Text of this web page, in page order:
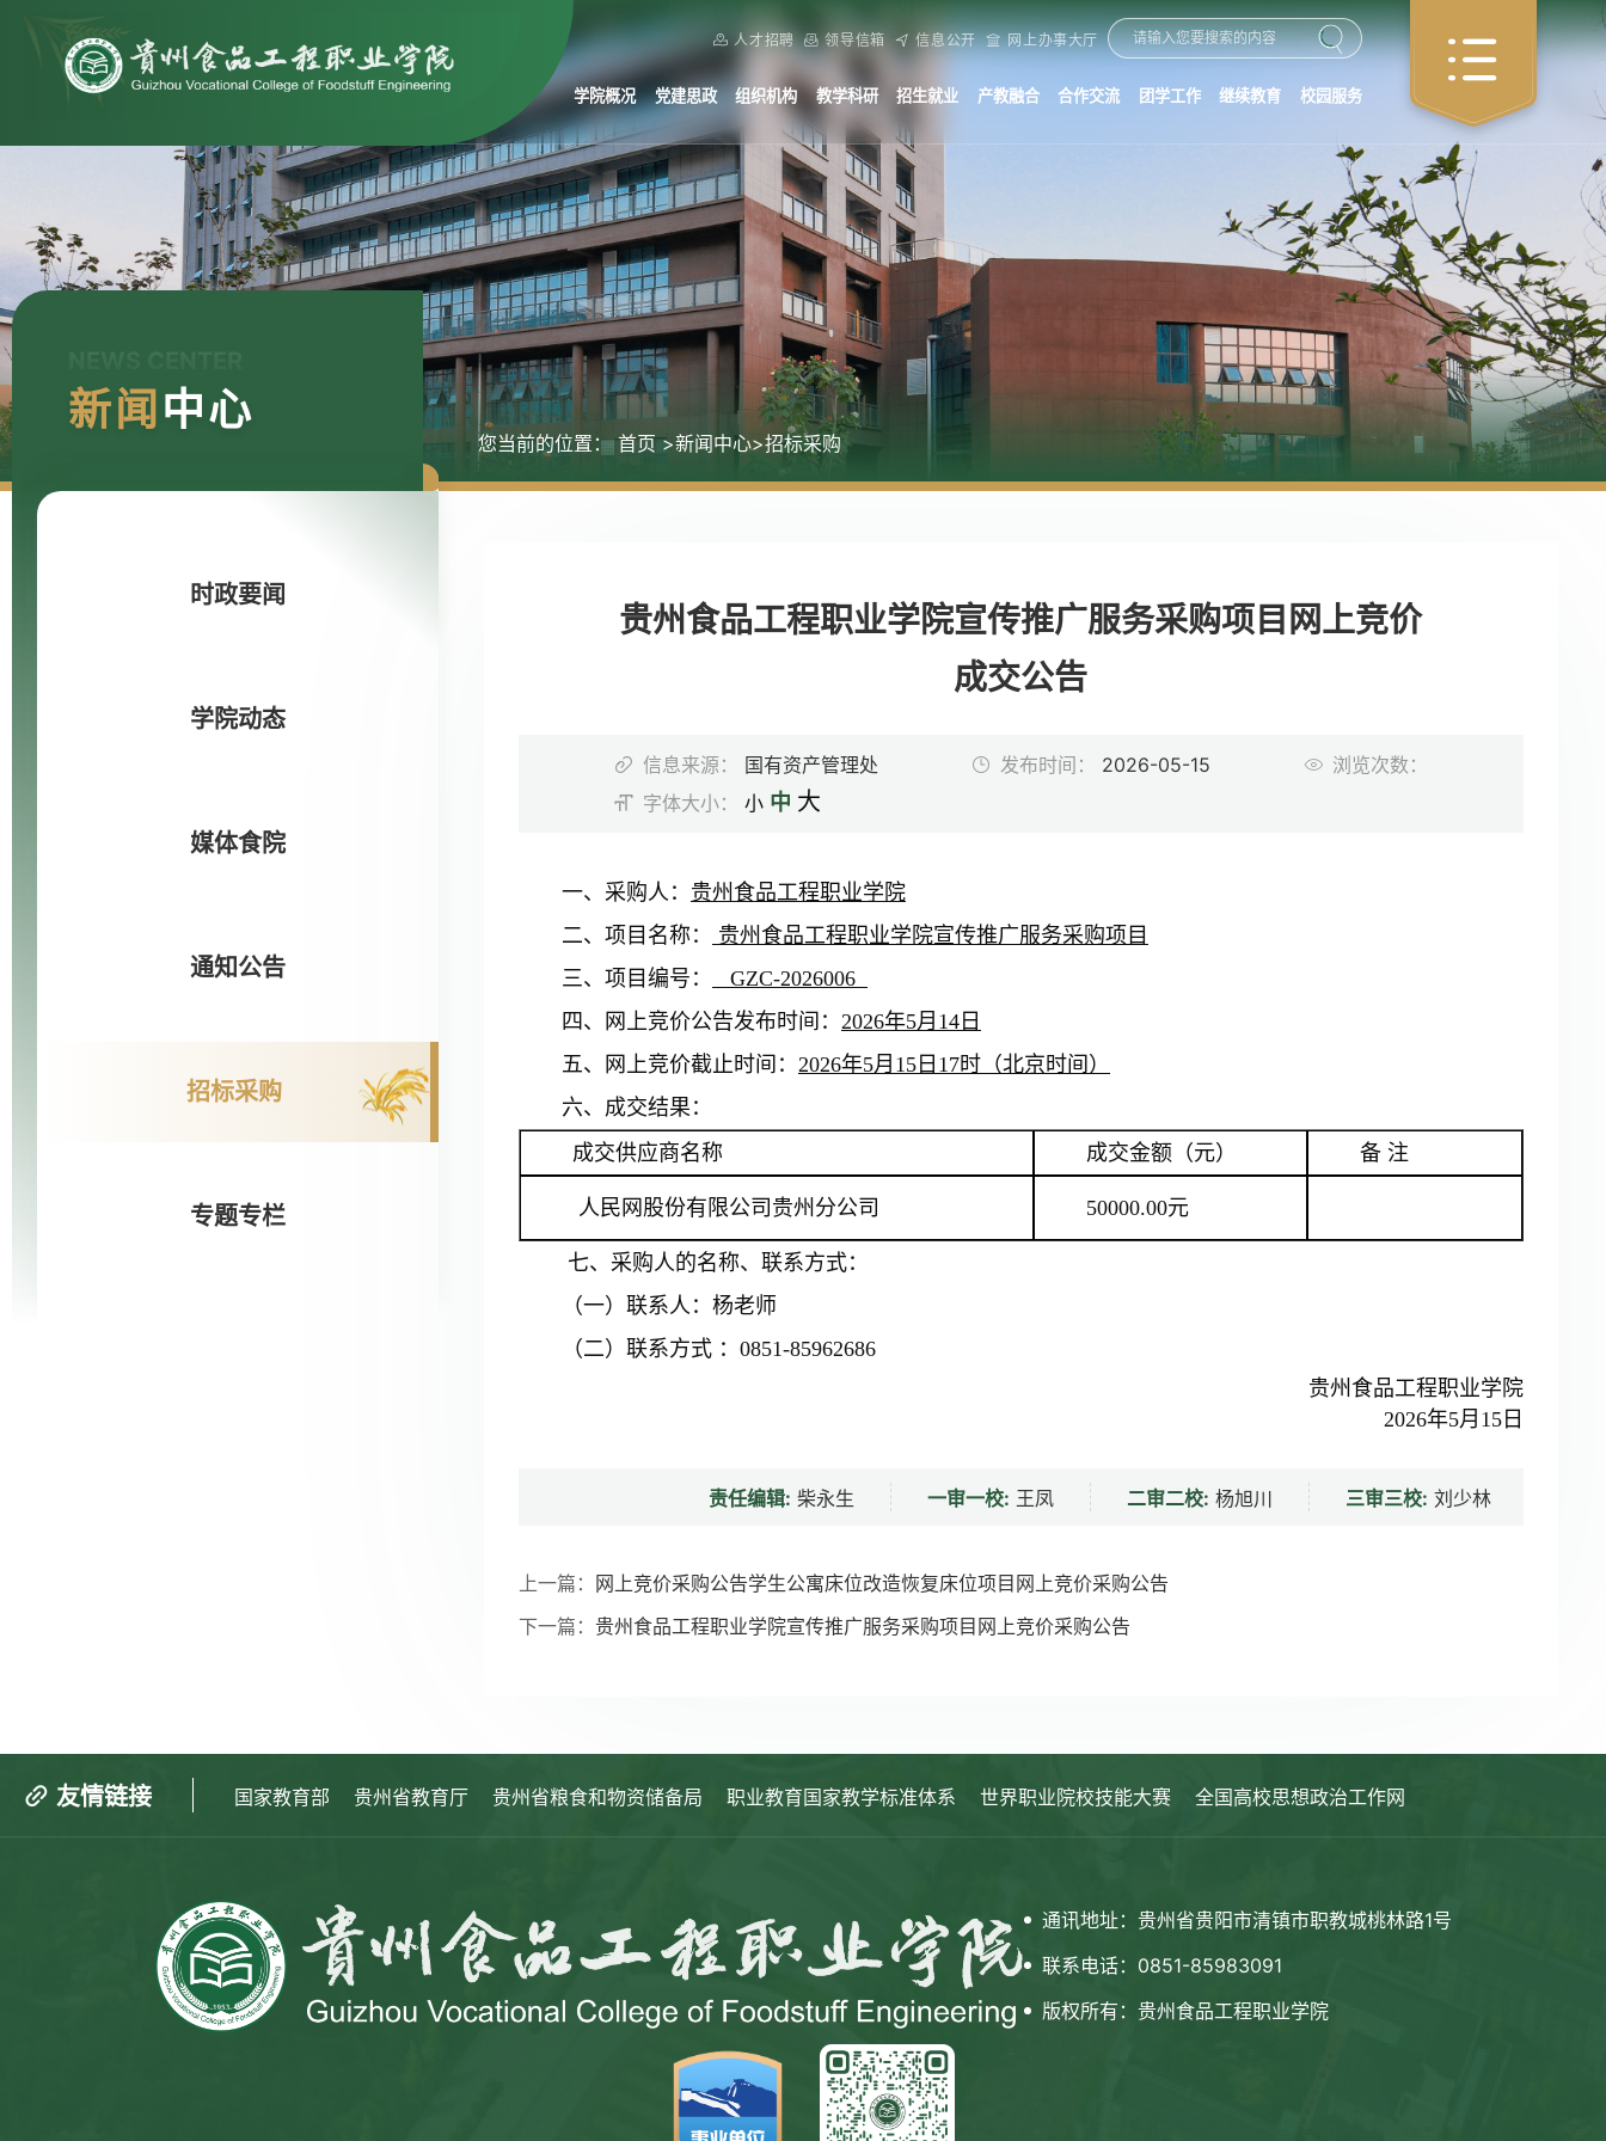
人才招聘 领导信箱 信息公开 网上办事大厅
学院概况 党建思政 组织机构 教学科研 招生就业 产教融合 合作交流 团学工作 继续教育 校园服务
新闻 中心
您当前的位置： 首页 >新闻中心>招标采购
时政要闻
媒体食院
通知公告
招标采购
时政要闻
学院动态
媒体食院
通知公告
招标采购
专题专栏
贵州食品工程职业学院宣传推广服务采购项目网上竞价
成交公告
信息来源： 国有资产管理处 发布时间： 2026-05-15
浏览次数：
字体大小：
小 中 大
一、采购人： 贵州食品工程职业学院
二、项目名称：
贵州食品工程职业学院宣传推广服务采购项目
三、项目编号：
GZC-2026006
四、网上竞价公告发布时间： 2026年5月14日
五、网上竞价截止时间： 2026年5月15日17时（北京时间）
六、成交结果：
成交供应商名称
成交金额（元） 备 注
人民网股份有限公司贵州分公司 50000.00元
七、 采购人的名称、联系方式：
（一）联系人：杨老师
（二）联系方式 ：0851-85962686
贵州食品工程职业学院
2026年5月15日
责任编辑: 柴永生 一审一校: 王凤 二审二校: 杨旭川 三审三校: 刘少林
上一篇： 网上竞价采购公告学生公寓床位改造恢复床位项目网上竞价采购公告
下一篇： 贵州食品工程职业学院宣传推广服务采购项目网上竞价采购公告
友情链接 国家教育部 贵州省教育厅 贵州省粮食和物资储备局 职业教育国家教学标准体系 世界职业院校技能大赛 全国高校思想政治工作网
通讯地址：贵州省贵阳市清镇市职教城桃林路1号
联系电话：0851-85983091
版权所有：贵州食品工程职业学院